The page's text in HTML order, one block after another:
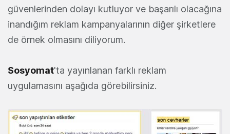
güvenlerinden dolayı kutluyor ve başarılı olacağına
inandığım reklam kampanyalarının diğer şirketlere
de örnek olmasını diliyorum.
Sosyomat'ta yayınlanan farklı reklam
uygulamasını aşağıda görebilirsiniz.